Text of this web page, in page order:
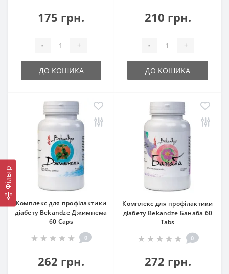
Фільтр
175 грн.
- +
ДО КОШИКА
210 грн.
- +
ДО КОШИКА
Комплекс для профілактики
діабету Bekandze Джимнема
60 Caps
0
262 грн.
Комплекс для профілактики
діабету Bekandze Банаба 60
Tabs
0
272 грн.